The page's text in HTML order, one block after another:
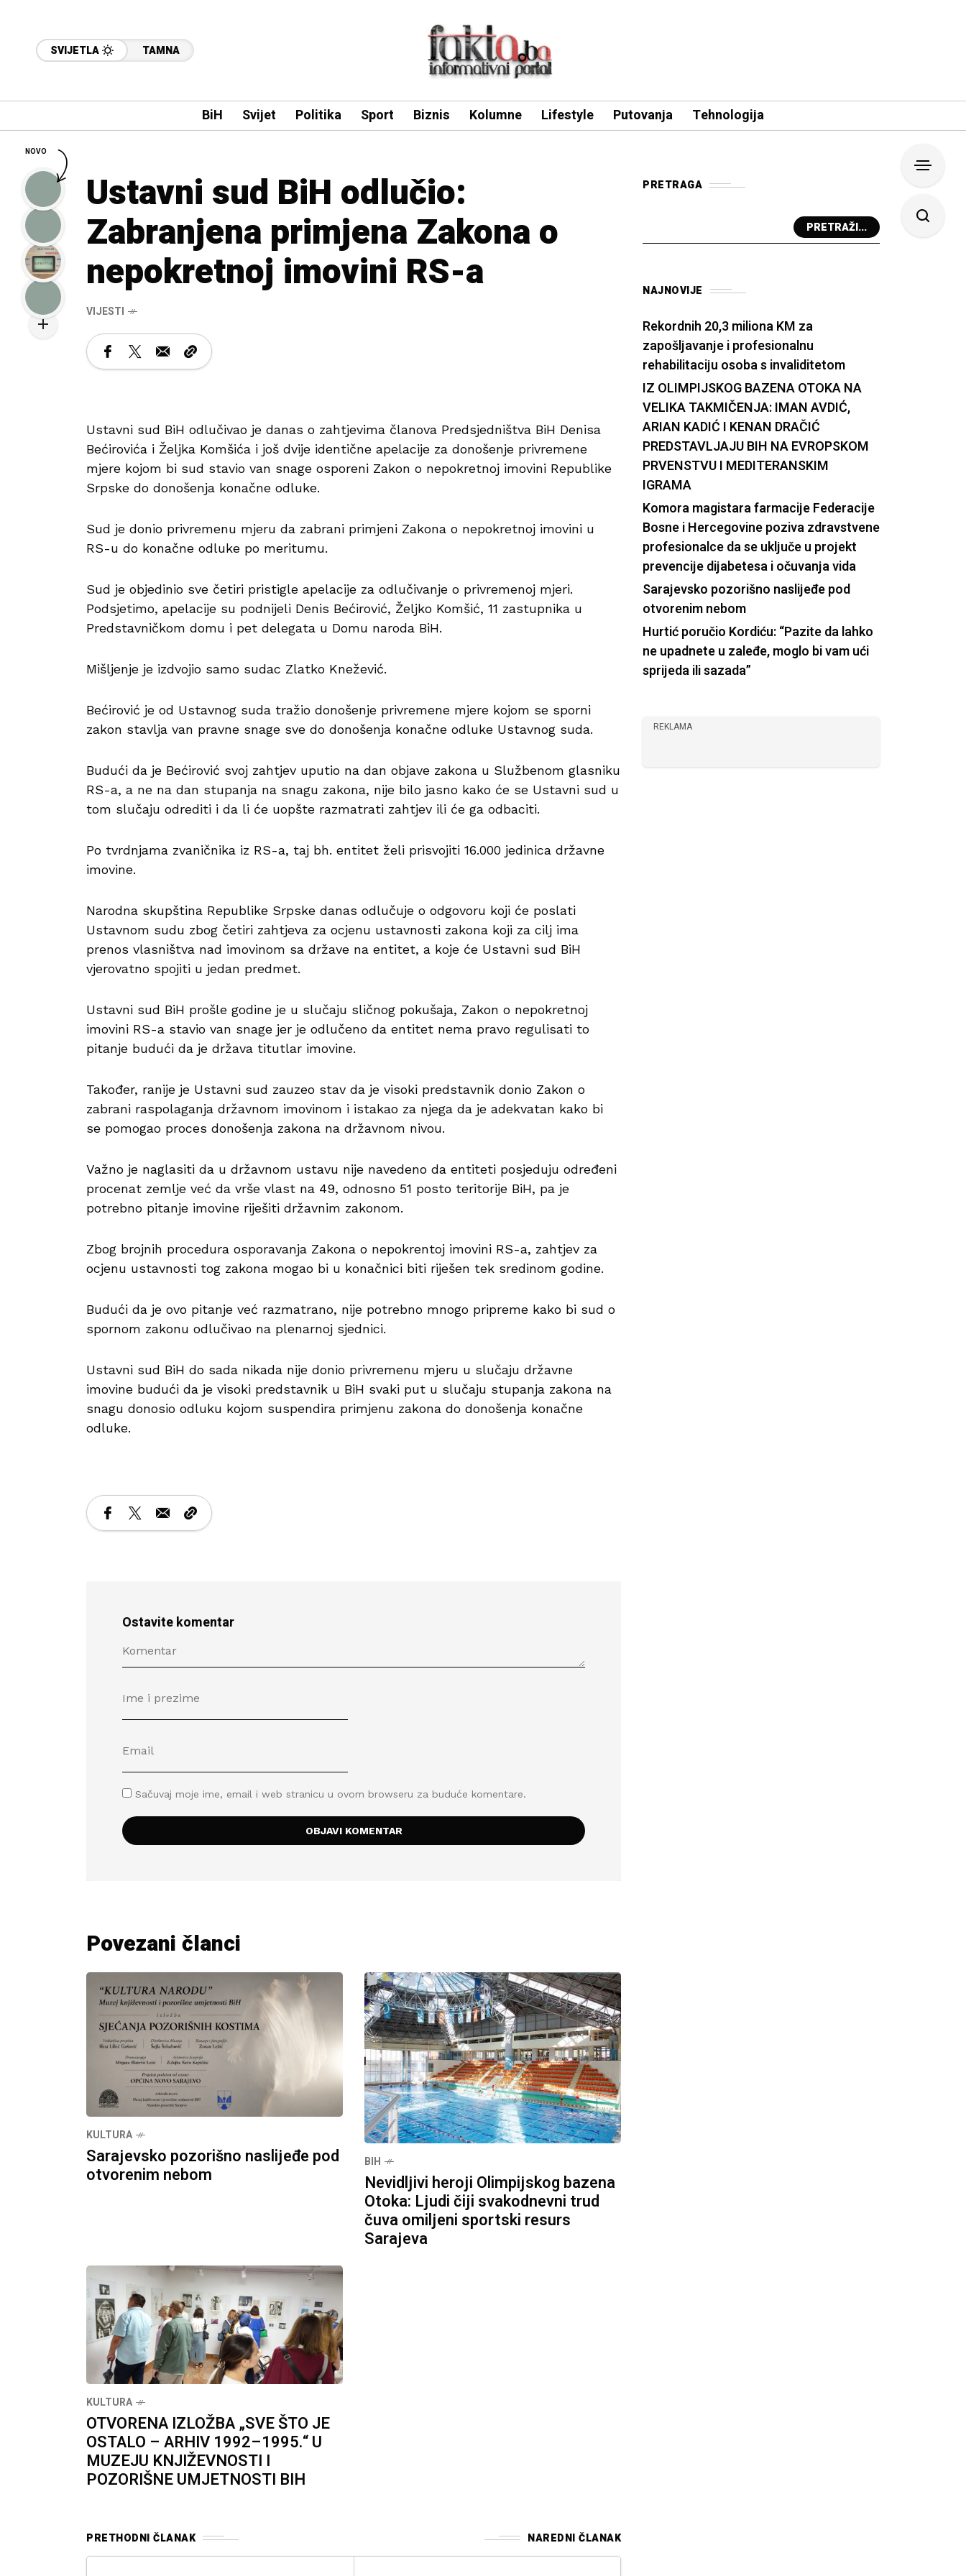
SVIJETLA TAMNA
BiH Svijet Politika Sport Biznis Kolumne Lifestyle Putovanja Tehnologija
Ustavni sud BiH odlučio:
Zabranjena primjena Zakona o
nepokretnoj imovini RS-a
VIJESTI
Ustavni sud BiH odlučivao je danas o zahtjevima članova Predsjedništva BiH Denisa
Bećirovića i Željka Komšića i još dvije identične apelacije za donošenje privremene
mjere kojom bi sud stavio van snage osporeni Zakon o nepokretnoj imovini Republike
Srpske do donošenja konačne odluke.
Sud je donio privremenu mjeru da zabrani primjeni Zakona o nepokretnoj imovini u
RS-u do konačne odluke po meritumu.
Sud je objedinio sve četiri pristigle apelacije za odlučivanje o privremenoj mjeri.
Podsjetimo, apelacije su podnijeli Denis Bećirović, Željko Komšić, 11 zastupnika u
Predstavničkom domu i pet delegata u Domu naroda BiH.
Mišljenje je izdvojio samo sudac Zlatko Knežević.
Bećirović je od Ustavnog suda tražio donošenje privremene mjere kojom se sporni
zakon stavlja van pravne snage sve do donošenja konačne odluke Ustavnog suda.
Budući da je Bećirović svoj zahtjev uputio na dan objave zakona u Službenom glasniku
RS-a, a ne na dan stupanja na snagu zakona, nije bilo jasno kako će se Ustavni sud u
tom slučaju odrediti i da li će uopšte razmatrati zahtjev ili će ga odbaciti.
Po tvrdnjama zvaničnika iz RS-a, taj bh. entitet želi prisvojiti 16.000 jedinica državne
imovine.
Narodna skupština Republike Srpske danas odlučuje o odgovoru koji će poslati
Ustavnom sudu zbog četiri zahtjeva za ocjenu ustavnosti zakona koji za cilj ima
prenos vlasništva nad imovinom sa države na entitet, a koje će Ustavni sud BiH
vjerovatno spojiti u jedan predmet.
Ustavni sud BiH prošle godine je u slučaju sličnog pokušaja, Zakon o nepokretnoj
imovini RS-a stavio van snage jer je odlučeno da entitet nema pravo regulisati to
pitanje budući da je država titutlar imovine.
Također, ranije je Ustavni sud zauzeo stav da je visoki predstavnik donio Zakon o
zabrani raspolaganja državnom imovinom i istakao za njega da je adekvatan kako bi
se pomogao proces donošenja zakona na državnom nivou.
Važno je naglasiti da u državnom ustavu nije navedeno da entiteti posjeduju određeni
procenat zemlje već da vrše vlast na 49, odnosno 51 posto teritorije BiH, pa je
potrebno pitanje imovine riješiti državnim zakonom.
Zbog brojnih procedura osporavanja Zakona o nepokrentoj imovini RS-a, zahtjev za
ocjenu ustavnosti tog zakona mogao bi u konačnici biti riješen tek sredinom godine.
Budući da je ovo pitanje već razmatrano, nije potrebno mnogo pripreme kako bi sud o
spornom zakonu odlučivao na plenarnoj sjednici.
Ustavni sud BiH do sada nikada nije donio privremenu mjeru u slučaju državne
imovine budući da je visoki predstavnik u BiH svaki put u slučaju stupanja zakona na
snagu donosio odluku kojom suspendira primjenu zakona do donošenja konačne
odluke.
Ostavite komentar
Sačuvaj moje ime, email i web stranicu u ovom browseru za buduće komentare.
Povezani članci
KULTURA
Sarajevsko pozorišno naslijeđe pod
otvorenim nebom
BIH
Nevidljivi heroji Olimpijskog bazena
Otoka: Ljudi čiji svakodnevni trud
čuva omiljeni sportski resurs
Sarajeva
KULTURA
OTVORENA IZLOŽBA „SVE ŠTO JE
OSTALO – ARHIV 1992–1995.“ U
MUZEJU KNJIŽEVNOSTI I
POZORIŠNE UMJETNOSTI BIH
PRETHODNI ČLANAK NAREDNI ČLANAK
PRETRAGA
PRETRAŽI...
NAJNOVIJE
Rekordnih 20,3 miliona KM za
zapošljavanje i profesionalnu
rehabilitaciju osoba s invaliditetom
IZ OLIMPIJSKOG BAZENA OTOKA NA
VELIKA TAKMIČENJA: IMAN AVDIĆ,
ARIAN KADIĆ I KENAN DRAČIĆ
PREDSTAVLJAJU BIH NA EVROPSKOM
PRVENSTVU I MEDITERANSKIM
IGRAMA
Komora magistara farmacije Federacije
Bosne i Hercegovine poziva zdravstvene
profesionalce da se uključe u projekt
prevencije dijabetesa i očuvanja vida
Sarajevsko pozorišno naslijeđe pod
otvorenim nebom
Hurtić poručio Kordiću: “Pazite da lahko
ne upadnete u zaleđe, moglo bi vam ući
sprijeda ili sazada”
REKLAMA
NOVO